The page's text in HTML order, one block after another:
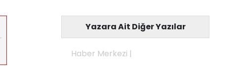
Yazara Ait Diğer Yazılar
Haber Merkezi |